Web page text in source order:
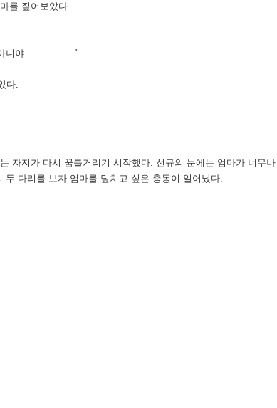
를 짚어보았다.
니야.................."
다.
자지가 다시 꿈틀거리기 시작했다. 선규의 눈에는 엄마가 너무
다리를 보자 엄마를 덮치고 싶은 충동이 일어났다.